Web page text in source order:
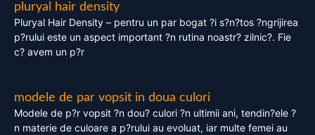
pluryal hair density
Pluryal Hair Density – pentru un par bogat ?i s?n?tos ?ngrijirea
p?rului este un aspect important ?n rutina noastr? zilnic?. Fie
c? avem un p?r
modele de par vopsit in doua culori
Modele de p?r vopsit ?n dou? culori ?n ultimii ani, tendin?ele ?
n materie de culoare a p?rului au evoluat, iar multe femei au